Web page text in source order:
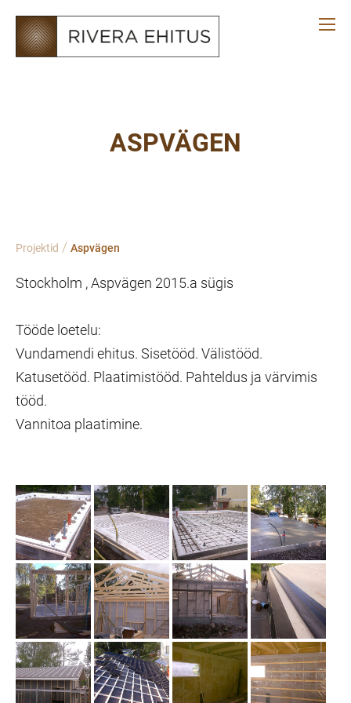
ASPVÄGEN
Projektid / Aspvägen
Stockholm , Aspvägen 2015.a sügis
Tööde loetelu:
Vundamendi ehitus. Sisetööd. Välistööd.
Katusetööd. Plaatimistööd. Pahteldus ja värvimis
tööd.
Vannitoa plaatimine.